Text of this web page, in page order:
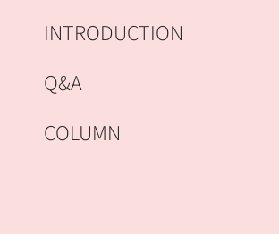
INTRODUCTION
Q&A
COLUMN